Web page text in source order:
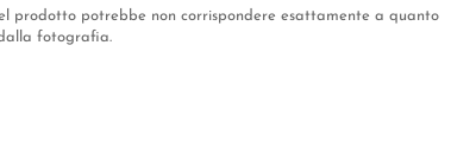
prodotto potrebbe non corrispondere esattamente a quanto
fotografia.